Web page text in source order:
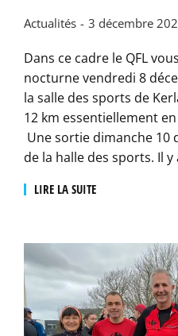
Actualités 3 décembre
Dans ce cadre le QFL
nocturne vendredi 8
la salle des sports de
12 km essentiellement
Une sortie dimanche 10
de la halle des sports. Il
LIRE LA SUITE